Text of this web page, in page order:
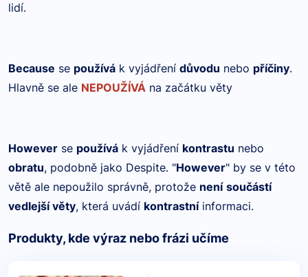
lidí.
Because se používá k vyjádření důvodu nebo příčiny.
Hlavně se ale NEPOUŽÍVÁ na začátku věty
However se používá k vyjádření kontrastu nebo
obratu, podobně jako Despite. "However" by se v této
větě ale nepoužilo správně, protože není součástí
vedlejší věty, která uvádí kontrastníinformaci.
Produkty, kde výraz nebo frázi učíme